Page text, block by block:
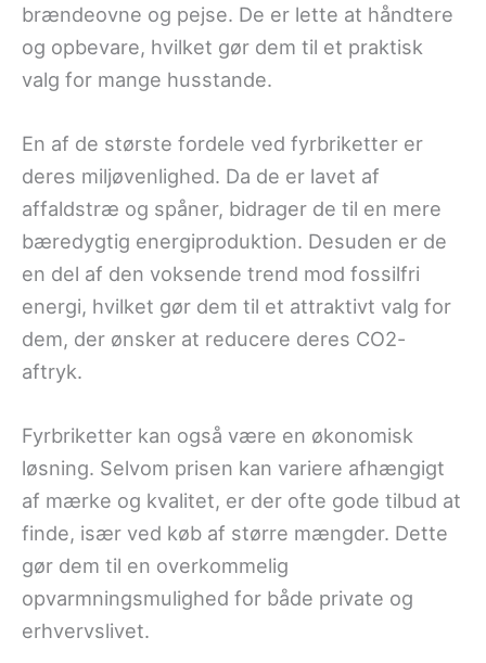
brændeovne og pejse. De er lette at håndtere
og opbevare, hvilket gør dem til et praktisk
valg for mange husstande.
En af de største fordele ved fyrbriketter er
deres miljøvenlighed. Da de er lavet af
affaldstræ og spåner, bidrager de til en mere
bæredygtig energiproduktion. Desuden er de
en del af den voksende trend mod fossilfri
energi, hvilket gør dem til et attraktivt valg for
dem, der ønsker at reducere deres CO2-
aftryk.
Fyrbriketter kan også være en økonomisk
løsning. Selvom prisen kan variere afhængigt
af mærke og kvalitet, er der ofte gode tilbud at
finde, især ved køb af større mængder. Dette
gør dem til en overkommelig
opvarmningsmulighed for både private og
erhvervslivet.